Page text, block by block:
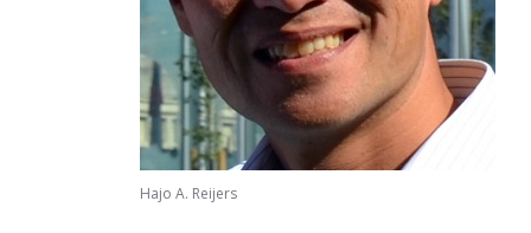
Hajo A. Reijers